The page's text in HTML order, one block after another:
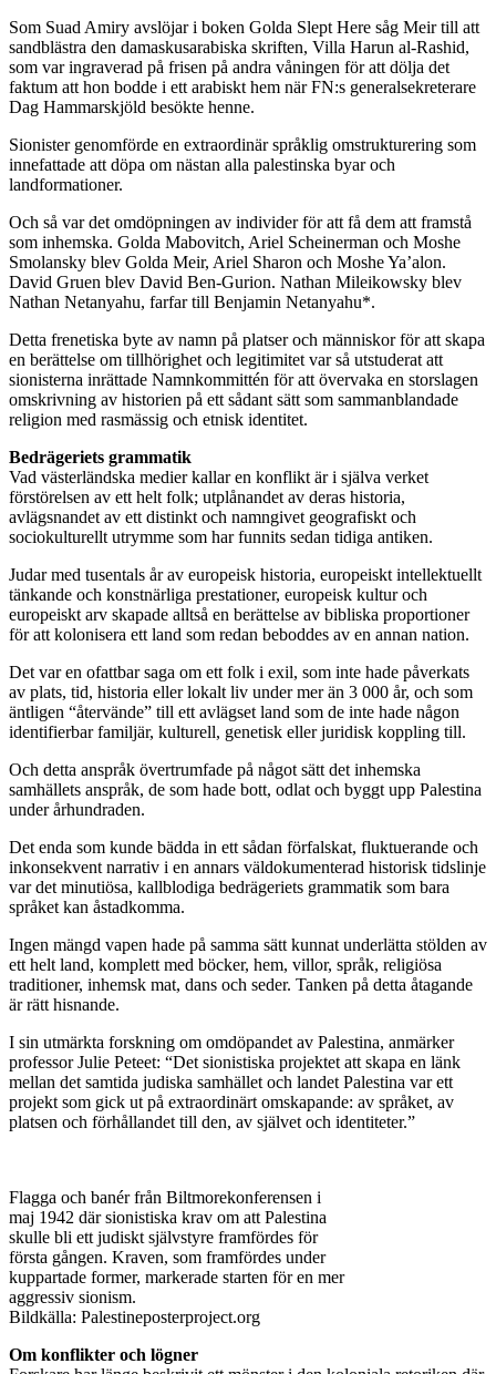
Som Suad Amiry avslöjar i boken Golda Slept Here såg Meir till att
sandblästra den damaskusarabiska skriften, Villa Harun al-Rashid,
som var ingraverad på frisen på andra våningen för att dölja det
faktum att hon bodde i ett arabiskt hem när FN:s generalsekreterare
Dag Hammarskjöld besökte henne.
Sionister genomförde en extraordinär språklig omstrukturering som
innefattade att döpa om nästan alla palestinska byar och
landformationer.
Och så var det omdöpningen av individer för att få dem att framstå
som inhemska. Golda Mabovitch, Ariel Scheinerman och Moshe
Smolansky blev Golda Meir, Ariel Sharon och Moshe Ya’alon.
David Gruen blev David Ben-Gurion. Nathan Mileikowsky blev
Nathan Netanyahu, farfar till Benjamin Netanyahu*.
Detta frenetiska byte av namn på platser och människor för att skapa
en berättelse om tillhörighet och legitimitet var så utstuderat att
sionisterna inrättade Namnkommittén för att övervaka en storslagen
omskrivning av historien på ett sådant sätt som sammanblandade
religion med rasmässig och etnisk identitet.
Bedrägeriets grammatik
Vad västerländska medier kallar en konflikt är i själva verket
förstörelsen av ett helt folk; utplånandet av deras historia,
avlägsnandet av ett distinkt och namngivet geografiskt och
sociokulturellt utrymme som har funnits sedan tidiga antiken.
Judar med tusentals år av europeisk historia, europeiskt intellektuellt
tänkande och konstnärliga prestationer, europeisk kultur och
europeiskt arv skapade alltså en berättelse av bibliska proportioner
för att kolonisera ett land som redan beboddes av en annan nation.
Det var en ofattbar saga om ett folk i exil, som inte hade påverkats
av plats, tid, historia eller lokalt liv under mer än 3 000 år, och som
äntligen “återvände” till ett avlägset land som de inte hade någon
identifierbar familjär, kulturell, genetisk eller juridisk koppling till.
Och detta anspråk övertrumfade på något sätt det inhemska
samhällets anspråk, de som hade bott, odlat och byggt upp Palestina
under århundraden.
Det enda som kunde bädda in ett sådan förfalskat, fluktuerande och
inkonsekvent narrativ i en annars väldokumenterad historisk tidslinje
var det minutiösa, kallblodiga bedrägeriets grammatik som bara
språket kan åstadkomma.
Ingen mängd vapen hade på samma sätt kunnat underlätta stölden av
ett helt land, komplett med böcker, hem, villor, språk, religiösa
traditioner, inhemsk mat, dans och seder. Tanken på detta åtagande
är rätt hisnande.
I sin utmärkta forskning om omdöpandet av Palestina, anmärker
professor Julie Peteet: “Det sionistiska projektet att skapa en länk
mellan det samtida judiska samhället och landet Palestina var ett
projekt som gick ut på extraordinärt omskapande: av språket, av
platsen och förhållandet till den, av självet och identiteter.”
Flagga och banér från Biltmorekonferensen i
maj 1942 där sionistiska krav om att Palestina
skulle bli ett judiskt självstyre framfördes för
första gången. Kraven, som framfördes under
kuppartade former, markerade starten för en mer
aggressiv sionism.
Bildkälla: Palestineposterproject.org
Om konflikter och lögner